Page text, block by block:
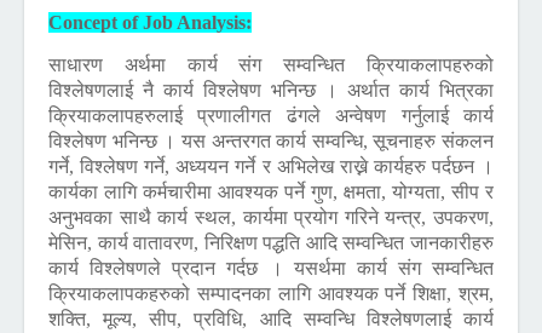
Concept of Job Analysis:
साधारण अर्थमा कार्य संग सम्वन्धित क्रियाकलापहरुको
विश्लेषणलाई नै कार्य विश्लेषण भनिन्छ । अर्थात कार्य भित्रका
क्रियाकलापहरुलाई प्रणालीगत ढंगले अन्वेषण गर्नुलाई कार्य
विश्लेषण भनिन्छ । यस अन्तरगत कार्य सम्वन्धि, सूचनाहरु संकलन
गर्ने, विश्लेषण गर्ने, अध्ययन गर्ने र अभिलेख राख्ने कार्यहरु पर्दछन ।
कार्यका लागि कर्मचारीमा आवश्यक पर्ने गुण, क्षमता, योग्यता, सीप र
अनुभवका साथै कार्य स्थल, कार्यमा प्रयोग गरिने यन्त्र, उपकरण,
मेसिन, कार्य वातावरण, निरिक्षण पद्धति आदि सम्वन्धित जानकारीहरु
कार्य विश्लेषणले प्रदान गर्दछ । यसर्थमा कार्य संग सम्वन्धित
क्रियाकलापकहरुको सम्पादनका लागि आवश्यक पर्ने शिक्षा, श्रम,
शक्ति, मूल्य, सीप, प्रविधि, आदि सम्वन्धि विश्लेषणलाई कार्य